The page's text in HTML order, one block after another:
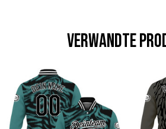
Verwandte